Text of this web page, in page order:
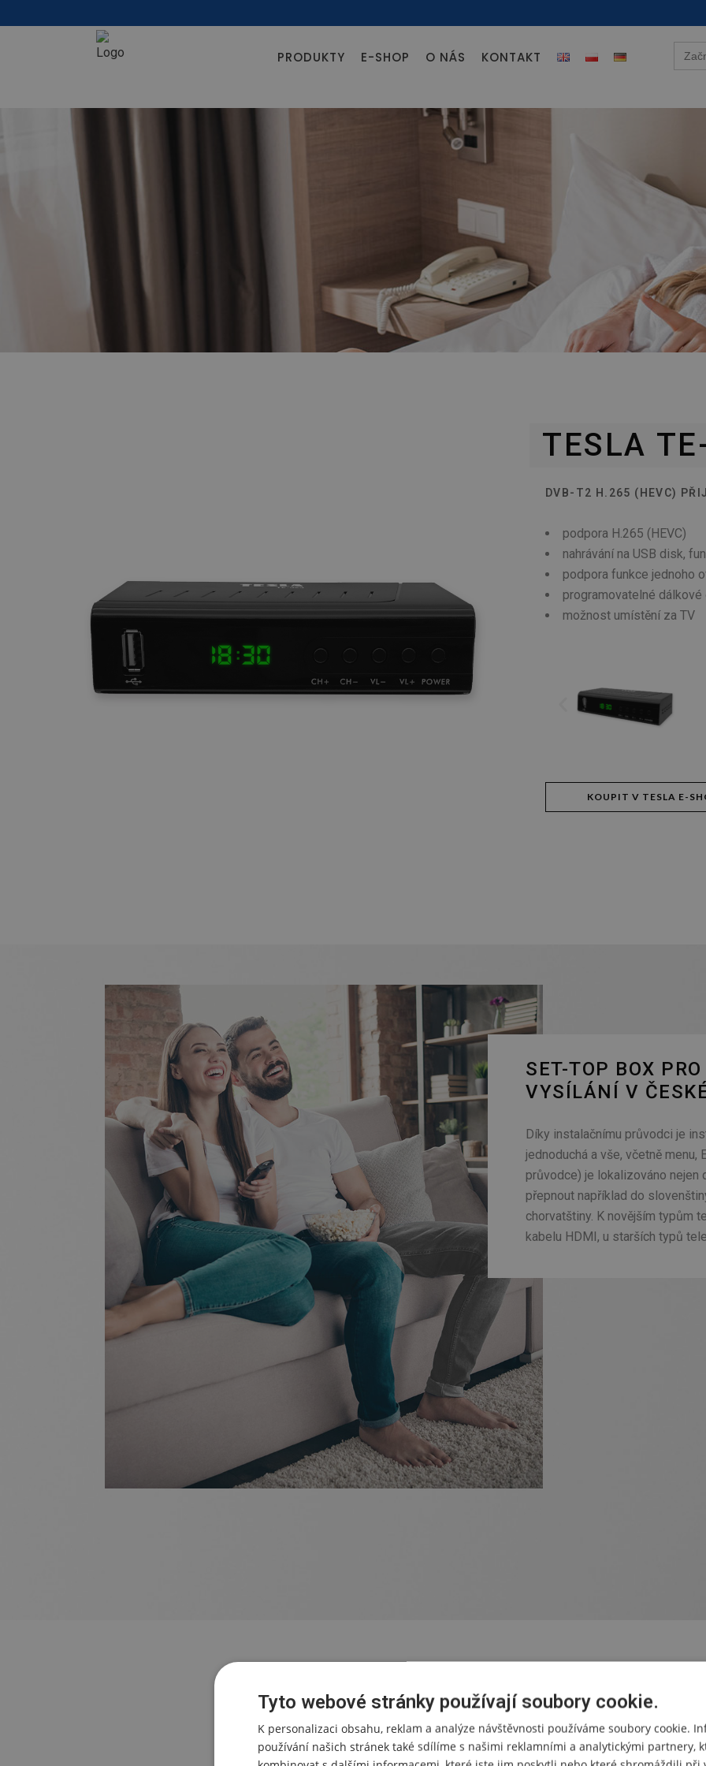
PRODUKTY E-SHOP O NÁS KONTAKT
for:
TESLA
DVB-T2 H.265 (HEVC)
podpora H.265 (HEVC)
nahrávání na USB disk,
podpora funkce jednoho
programovatelné dálkové
možnost umístění za TV
KOUPIT V TESLA E-
SET-TOP BOX
VYSÍLÁNÍ V
Díky instalačnímu průvodci je
jednoduchá a vše, včetně
průvodce) je lokalizováno nejen
přepnout například do
chorvatštiny. K novějším typům
kabelu HDMI, u starších typů
Tyto webové stránky používají soubory cookie.
K personalizaci obsahu, reklam a analýze návštěvnosti používáme soubory cookie.
používání našich stránek také sdílíme s našimi reklamními a analytickými partnery,